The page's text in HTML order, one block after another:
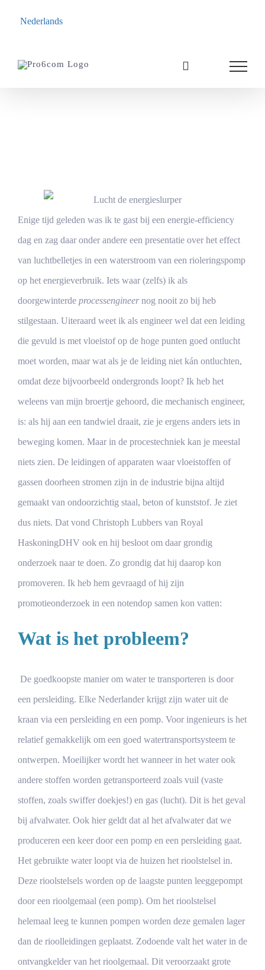
Nederlands
Enige tijd geleden was ik te gast bij een energie-efficiency
dag en zag daar onder andere een presentatie over het effect
van luchtbelletjes in een waterstroom van een rioleringspomp
op het energieverbruik. Iets waar (zelfs) ik als
doorgewinterde processengineernog nooit zo bij heb
stilgestaan. Uiteraard weet ik als engineer wel dat een leiding
die gevuld is met vloeistof op de hoge punten goed ontlucht
moet worden, maar wat als je de leiding niet kán ontluchten,
omdat deze bijvoorbeeld ondergronds loopt? Ik heb het
weleens van mijn broertje gehoord, die mechanisch engineer,
is: als hij aan een tandwiel draait, zie je ergens anders iets in
beweging komen. Maar in de procestechniek kan je meestal
niets zien. De leidingen of apparaten waar vloeistoffen of
gassen doorheen stromen zijn in de industrie bijna altijd
gemaakt van ondoorzichtig staal, beton of kunststof. Je ziet
dus niets. Dat vond Christoph Lubbersvan Royal
HaskoningDHV ook en hij besloot om daar grondig
onderzoek naar te doen. Zo grondig dat hij daarop kon
promoveren. Ik heb hem gevraagd of hij zijn
promotieonderzoek in een notendop samen kon vatten:
Wat is het probleem?
De goedkoopste manier om water te transporteren is door
een persleiding. Elke Nederlander krijgt zijn water uit de
kraan via een persleiding en een pomp. Voor ingenieurs is het
relatief gemakkelijk om een goed watertransportsysteem te
ontwerpen. Moeilijker wordt het wanneer in het water ook
andere stoffen worden getransporteerd zoals vuil (vaste
stoffen, zoals swiffer doekjes!) en gas (lucht). Dit is het geval
bij afvalwater. Ook hier geldt dat al het afvalwater dat we
produceren een keer door een pomp en een persleiding gaat.
Het gebruikte water loopt via de huizen het rioolstelsel in.
Deze rioolstelsels worden op de laagste punten leeggepompt
door een rioolgemaal (een pomp). Om het rioolstelsel
helemaal leeg te kunnen pompen worden deze gemalen lager
dan de rioolleidingen geplaatst. Zodoende valt het water in de
ontvangkelder van het rioolgemaal. Dit veroorzaakt grote